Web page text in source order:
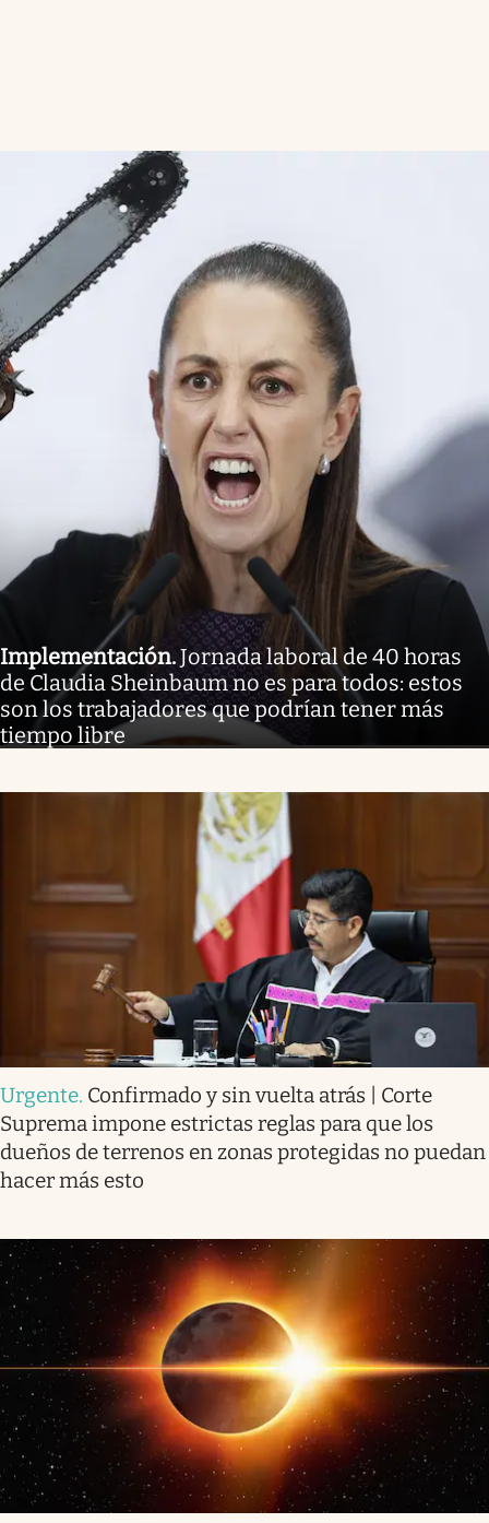
Implementación.Jornada laboral de 40 horas
de Claudia Sheinbaum no es para todos: estos
son los trabajadores que podrían tener más
tiempo libre
Urgente. Confirmado y sin vuelta atrás | Corte
Suprema impone estrictas reglas para que los
dueños de terrenos en zonas protegidas no puedan
hacer más esto